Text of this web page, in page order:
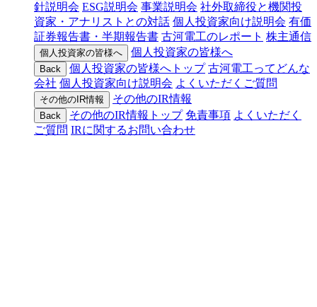
針説明会 ESG説明会 事業説明会 社外取締役と機関投
資家・アナリストとの対話 個人投資家向け説明会 有価
証券報告書・半期報告書 古河電工のレポート 株主通信
個人投資家の皆様へ 個人投資家の皆様へ
Back 個人投資家の皆様へトップ 古河電工ってどんな
会社 個人投資家向け説明会 よくいただくご質問
その他のIR情報 その他のIR情報
Back その他のIR情報トップ 免責事項 よくいただく
ご質問 IRに関するお問い合わせ